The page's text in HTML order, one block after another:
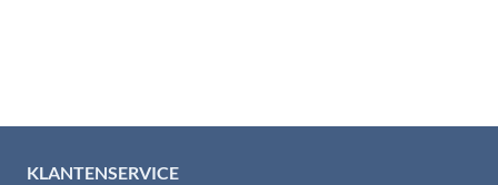
KLANTENSERVICE